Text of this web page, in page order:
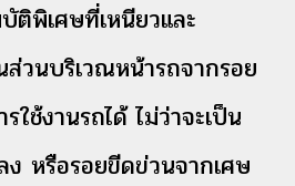
พิเศษที่เหนียวและ
วนบริเวณหน้ารถจากรอย
ใช้งานรถได้ ไม่ว่าจะเป็น
หรือรอยขีดข่วนจากเศษ